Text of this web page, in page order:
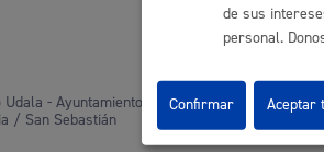
Infancia y juventud
- Ayuntamiento de Donostia / San
/ San Sebastián
de sus
personal.
Confirmar Aceptar